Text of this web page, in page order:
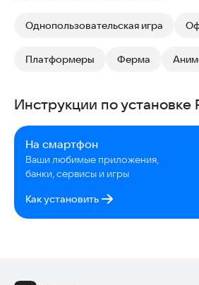
Однопользовательская игра
Платформеры Ферма
Инструкции по установке
На смартфон
Ваши любимые приложения,
банки, сервисы и игры
Как установить